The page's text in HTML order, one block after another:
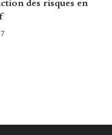
des risques en